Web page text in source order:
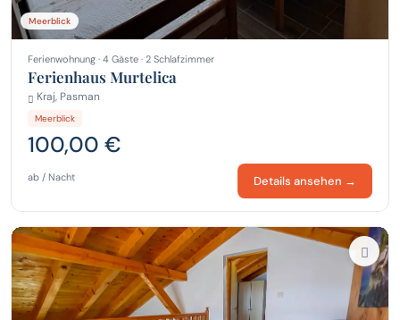
Meerblick
Ferienwohnung · 4 Gäste · 2 Schlafzimmer
Ferienhaus Murtelica
Kraj, Pasman
Meerblick
100,00 €
ab / Nacht Details ansehen →